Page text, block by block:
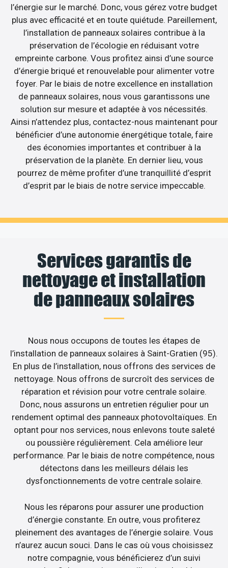
l’énergie sur le marché. Donc, vous gérez votre budget
plus avec efficacité et en toute quiétude. Pareillement,
l’installation de panneaux solaires contribue à la
préservation de l’écologie en réduisant votre
empreinte carbone. Vous profitez ainsi d’une source
d’énergie briqué et renouvelable pour alimenter votre
foyer. Par le biais de notre excellence en installation
de panneaux solaires, nous vous garantissons une
solution sur mesure et adaptée à vos nécessités.
Ainsi n’attendez plus, contactez-nous maintenant pour
bénéficier d’une autonomie énergétique totale, faire
des économies importantes et contribuer à la
préservation de la planète. En dernier lieu, vous
pourrez de même profiter d’une tranquillité d’esprit
d’esprit par le biais de notre service impeccable.
Services garantis de
nettoyage et installation
de panneaux solaires
Nous nous occupons de toutes les étapes de
l’installation de panneaux solaires à Saint-Gratien (95).
En plus de l’installation, nous offrons des services de
nettoyage. Nous offrons de surcroît des services de
réparation et révision pour votre centrale solaire.
Donc, nous assurons un entretien régulier pour un
rendement optimal des panneaux photovoltaïques. En
optant pour nos services, nous enlevons toute saleté
ou poussière régulièrement. Cela améliore leur
performance. Par le biais de notre compétence, nous
détectons dans les meilleurs délais les
dysfonctionnements de votre centrale solaire.
Nous les réparons pour assurer une production
d’énergie constante. En outre, vous profiterez
pleinement des avantages de l’énergie solaire. Vous
n’aurez aucun souci. Dans le cas où vous choisissez
notre compagnie, vous bénéficierez d’un suivi